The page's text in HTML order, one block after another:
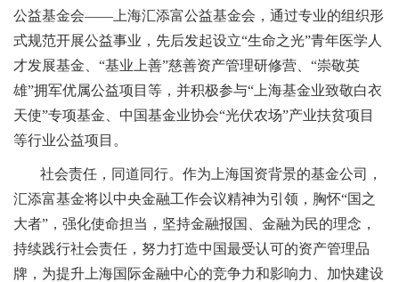
公益基金会——上海汇添富公益基金会，通过专业的组织形
式规范开展公益事业，先后发起设立“生命之光”青年医学人
才发展基金、“基业上善”慈善资产管理研修营、“崇敬英
雄”拥军优属公益项目等，并积极参与“上海基金业致敬白衣
天使”专项基金、中国基金业协会“光伏农场”产业扶贫项目
等行业公益项目。
社会责任，同道同行。作为上海国资背景的基金公司，
汇添富基金将以中央金融工作会议精神为引领，胸怀“国之
大者”，强化使命担当，坚持金融报国、金融为民的理念，
持续践行社会责任，努力打造中国最受认可的资产管理品
牌，为提升上海国际金融中心的竞争力和影响力、加快建设